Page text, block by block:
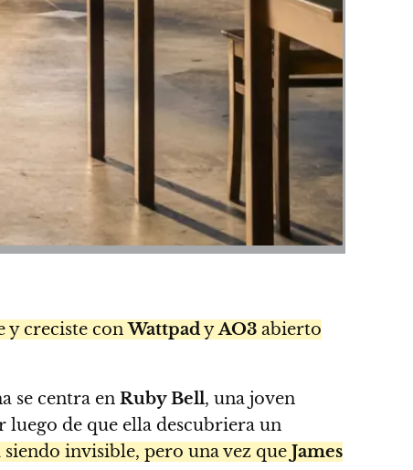
y creciste conWattpadyAO3 abierto
se centra en Ruby Bell, una joven
luego de que ella descubriera un
invisible, pero una vez que James